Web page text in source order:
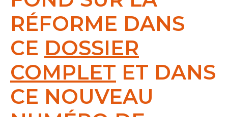
RÉFORME DANS
CE DOSSIER
COMPLET ET DANS
CE NOUVEAU